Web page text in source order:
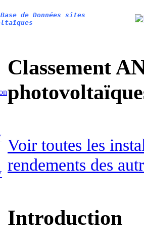
de Données sites
Classement
Voir toutes les
rendements des
Introduction